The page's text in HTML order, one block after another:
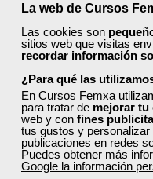
La web de Cursos
Las cookies son
sitios web que visitas
recordar información
¿Para qué las
En Cursos Femxa
para tratar de mejorar tu
web y con fines
tus gustos y
publicaciones en redes
Puedes obtener más
Google la información
temario
¿Qué ofrece Femxa
finaliza su
¿Recibiré un
gratuito?